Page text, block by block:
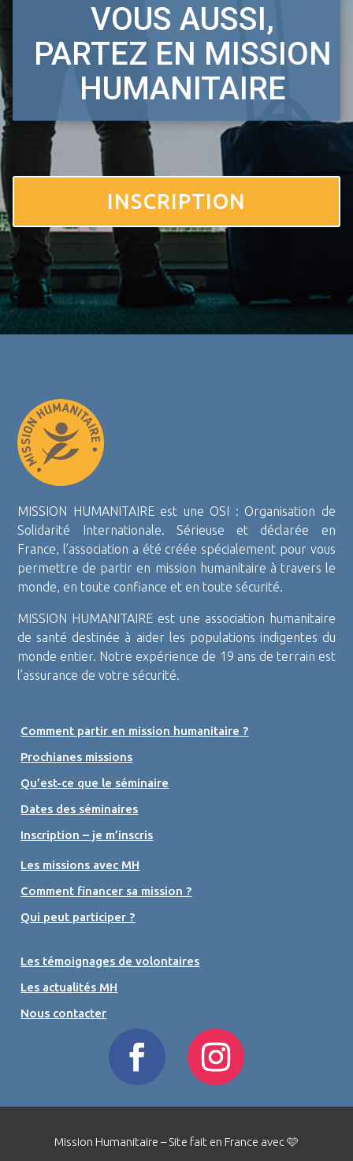
VOUS AUSSI,
PARTEZ EN MISSION
HUMANITAIRE
INSCRIPTION
MISSION HUMANITAIRE est une OSI : Organisation de
Solidarité Internationale. Sérieuse et déclarée en
France, l’association a été créée spécialement pour vous
permettre de partir en mission humanitaire à travers le
monde, en toute confiance et en toute sécurité.
MISSION HUMANITAIRE est une association humanitaire
de santé destinée à aider les populations indigentes du
monde entier. Notre expérience de 19 ans de terrain est
l’assurance de votre sécurité.
Comment partir en mission humanitaire ?
Prochianes missions
Qu’est-ce que le séminaire
Dates des séminaires
Inscription – je m’inscris
Les missions avec MH
Comment financer sa mission ?
Qui peut participer ?
Les témoignages de volontaires
Les actualités MH
Nous contacter
Mission Humanitaire – Site fait en France avec 🩷